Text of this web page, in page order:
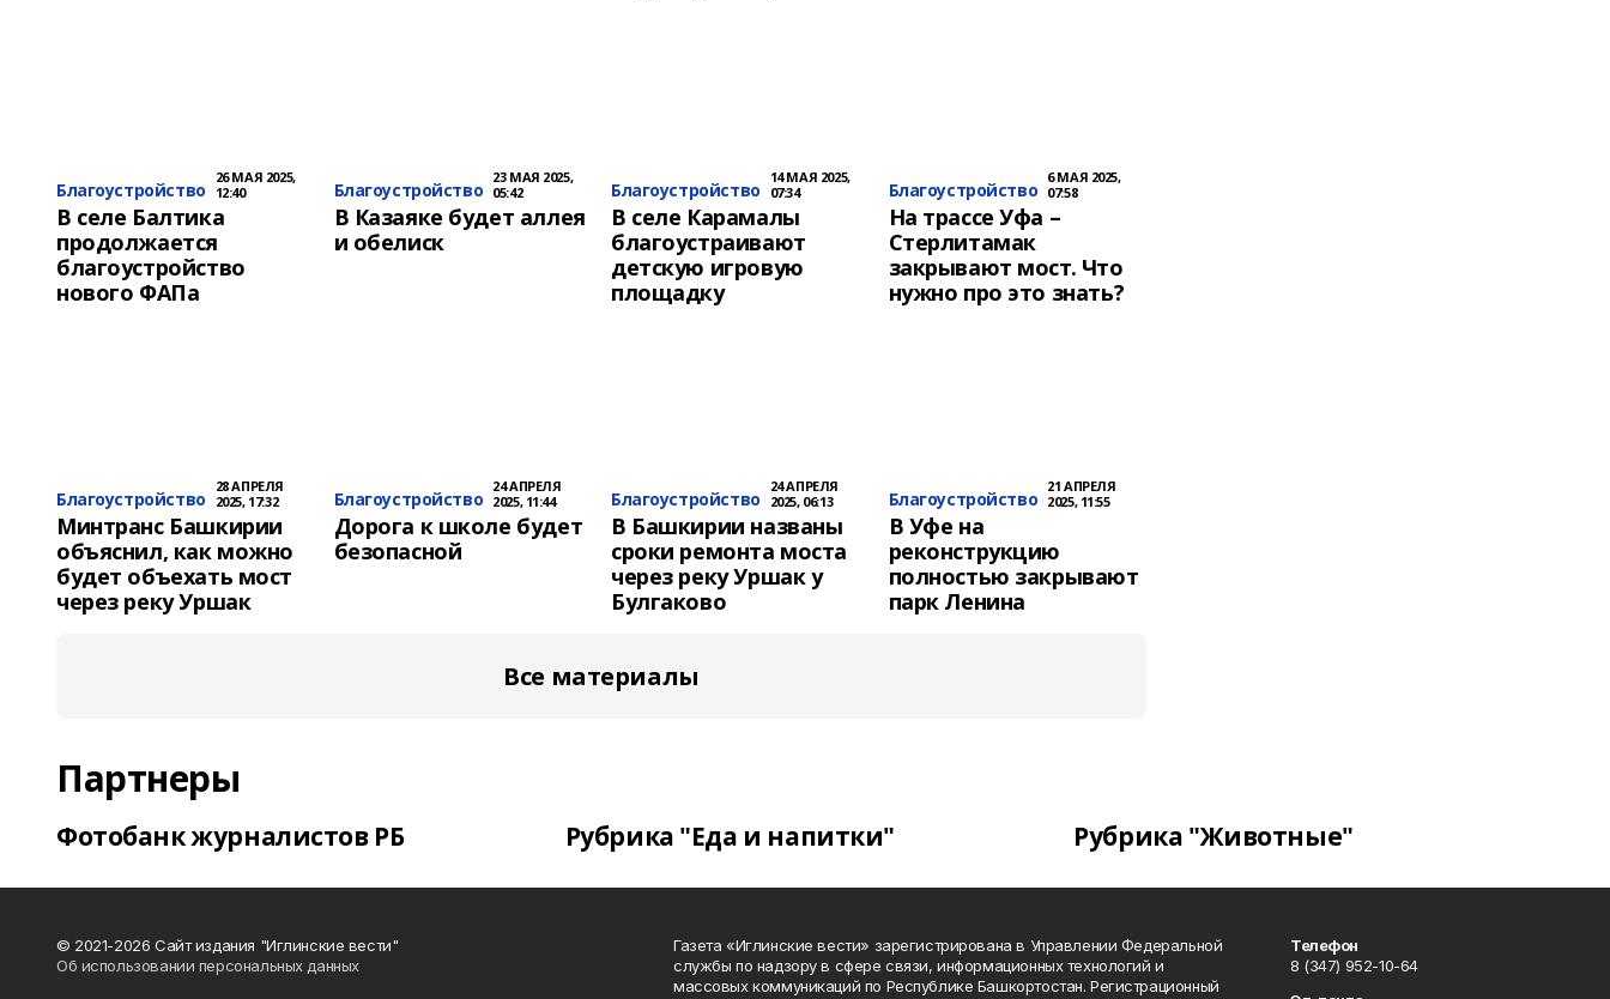
Благоустройство
26 МАЯ 2025,
12:40
В селе Балтика
продолжается
благоустройство
нового ФАПа
Благоустройство
23 МАЯ 2025,
05:42
В Казаяке будет аллея
и обелиск
Благоустройство
14 МАЯ 2025,
07:34
В селе Карамалы
благоустраивают
детскую игровую
площадку
Благоустройство
6 МАЯ 2025,
07:58
На трассе Уфа –
Стерлитамак
закрывают мост. Что
нужно про это знать?
Благоустройство
28 АПРЕЛЯ
2025, 17:32
Минтранс Башкирии
объяснил, как можно
будет объехать мост
через реку Уршак
Благоустройство
24 АПРЕЛЯ
2025, 11:44
Дорога к школе будет
безопасной
Благоустройство
24 АПРЕЛЯ
2025, 06:13
В Башкирии названы
сроки ремонта моста
через реку Уршак у
Булгаково
Благоустройство
21 АПРЕЛЯ
2025, 11:55
В Уфе на
реконструкцию
полностью закрывают
парк Ленина
Все материалы
Партнеры
Фотобанк журналистов РБ Рубрика "Еда и напитки" Рубрика "Животные"
© 2021-2026 Сайт издания "Иглинские вести"
Об использовании персональных данных
Газета «Иглинские вести» зарегистрирована в Управлении Федеральной
службы по надзору в сфере связи, информационных технологий и
массовых коммуникаций по Республике Башкортостан. Регистрационный
Телефон
8 (347) 952-10-64